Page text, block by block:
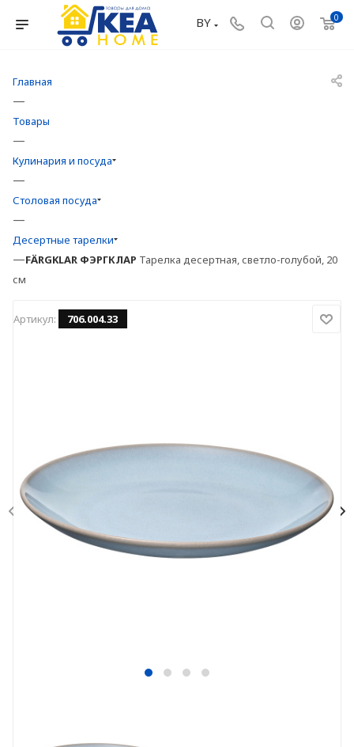
0
BY
Главная
—
Товары
—
Кулинария и посуда
—
Столовая посуда
—
Десертные тарелки
—FÄRGKLAR ФЭРГКЛАР Тарелка десертная, светло-голубой, 20
см
Артикул: 706.004.33